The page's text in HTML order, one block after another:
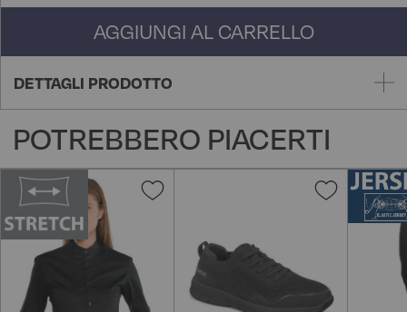
AGGIUNGI AL CARRELLO
DETTAGLI PRODOTTO
POTREBBERO PIACERTI
Aggiungi
desideri
Aggiungi